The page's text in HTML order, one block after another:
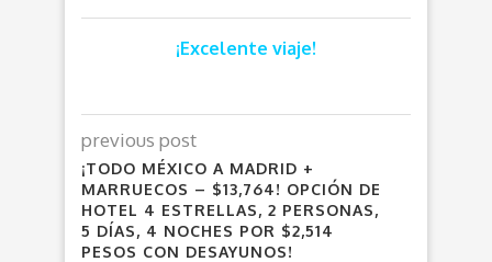
¡Excelente viaje!
previous post
¡TODO MÉXICO A MADRID +
MARRUECOS – $13,764! OPCIÓN DE
HOTEL 4 ESTRELLAS, 2 PERSONAS,
5 DÍAS, 4 NOCHES POR $2,514
PESOS CON DESAYUNOS!